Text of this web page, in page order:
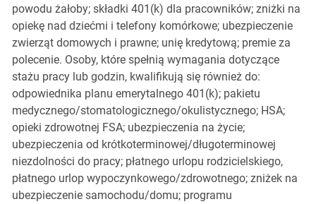
powodu żałoby; składki 401(k) dla pracowników; zniżki na
opiekę nad dziećmi i telefony komórkowe; ubezpieczenie
zwierząt domowych i prawne; unię kredytową; premie za
polecenie. Osoby, które spełnią wymagania dotyczące
stażu pracy lub godzin, kwalifikują się również do:
odpowiednika planu emerytalnego 401(k); pakietu
medycznego/stomatologicznego/okulistycznego; HSA;
opieki zdrowotnej FSA; ubezpieczenia na życie;
ubezpieczenia od krótkoterminowej/długoterminowej
niezdolności do pracy; płatnego urlopu rodzicielskiego,
płatnego urlop wypoczynkowego/zdrowotnego; zniżek na
ubezpieczenie samochodu/domu; programu